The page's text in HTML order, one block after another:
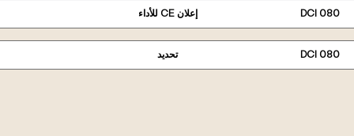
DCI 080 إعلان CE للأداء
DCI 080 تحديد